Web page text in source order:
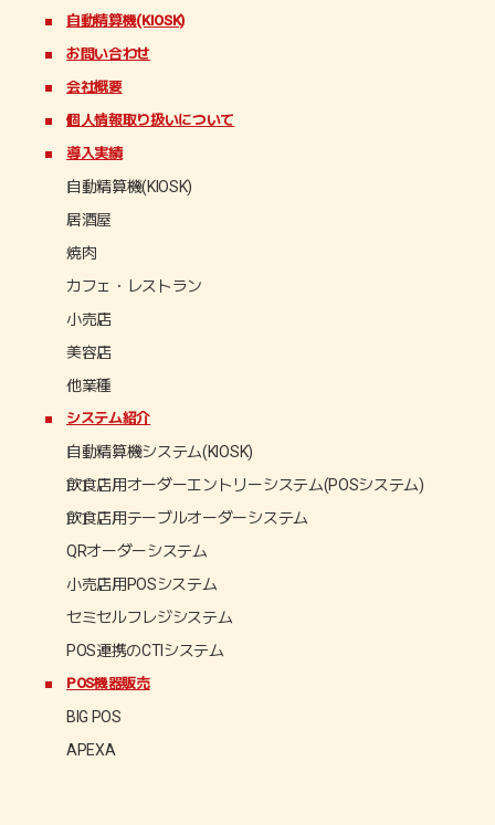
さい。
[2025年10月15日]
温浴施設や博物館、乗船場、公園など、チケット販売の際の
既存の予約システムとの連携やポイントシステムとの連携も
合わせてご提案致します。
[2024年5月10日]
改刷対応はお済ですか？
7月3日より、新紙幣の発行が行われます。
既に券売機などの紙幣識別が必要な機器をご利用中で、アッ
KIOSKをご検討下さい。
[2024年3月14日]
動物病院向け精算システムの実装開始！
病院様にも対応できるようになりました。
動物病院にありがちな多頭飼いの一括会計処理などを実装す
なっております。
自動精算機(KIOSK)
お問い合わせ
会社概要
個人情報取り扱いについて
導入実績
自動精算機(KIOSK)
居酒屋
焼肉
カフェ・レストラン
小売店
美容店
他業種
システム紹介
自動精算機システム(KIOSK)
飲食店用オーダーエントリーシステム(POSシステム)
飲食店用テーブルオーダーシステム
QRオーダーシステム
小売店用POSシステム
セミセルフレジシステム
POS連携のCTIシステム
POS機器販売
BIG POS
APEXA